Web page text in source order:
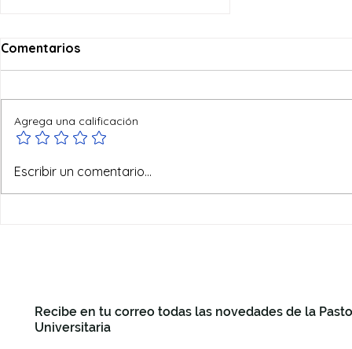
Visita Pastoral a la
Comentarios
Agrega una calificación
Escribir un comentario...
Recibe en tu correo todas las novedades de la
Universitaria